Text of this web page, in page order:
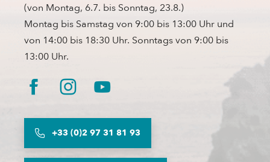
(von Montag, 6.7. bis Sonntag, 23.8.)
Montag bis Samstag von 9:00 bis 13:00 Uhr und
von 14:00 bis 18:30 Uhr. Sonntags von 9:00 bis
13:00 Uhr.
+33 (0)2 97 31 81 93